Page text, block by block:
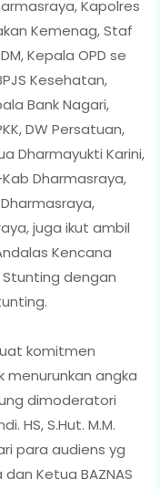
Kapolres
Kemenag, Staf
Kepala OPD se
Kesehatan,
Bank Nagari,
DW Persatuan,
Dharmayukti Karini,
Dharmasraya,
juga ikut ambil
Kencana
Stunting dengan
komitmen
menurunkan angka
dimoderatori
HS, S.Hut. M.M.
para audiens yg
Ketua BAZNAS